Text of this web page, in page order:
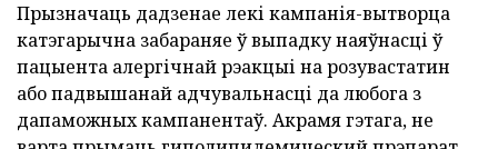
Прызначаць дадзенае лекі кампанія-вытворца
катэгарычна забараняе ў выпадку наяўнасці ў
пацыента алергічнай рэакцыі на розувастатин
або падвышанай адчувальнасці да любога з
дапаможных кампанентаў. Акрамя гэтага, не